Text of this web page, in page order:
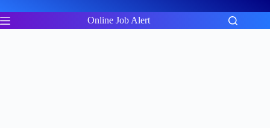
to
content
Online Job Alert